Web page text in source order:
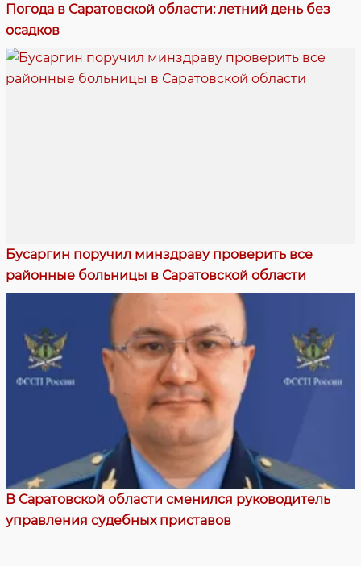
Погода в Саратовской области: летний день без
осадков
Бусаргин поручил минздраву проверить все
районные больницы в Саратовской области
В Саратовской области сменился руководитель
управления судебных приставов